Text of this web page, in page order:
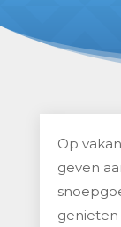
Op
geven
genieten